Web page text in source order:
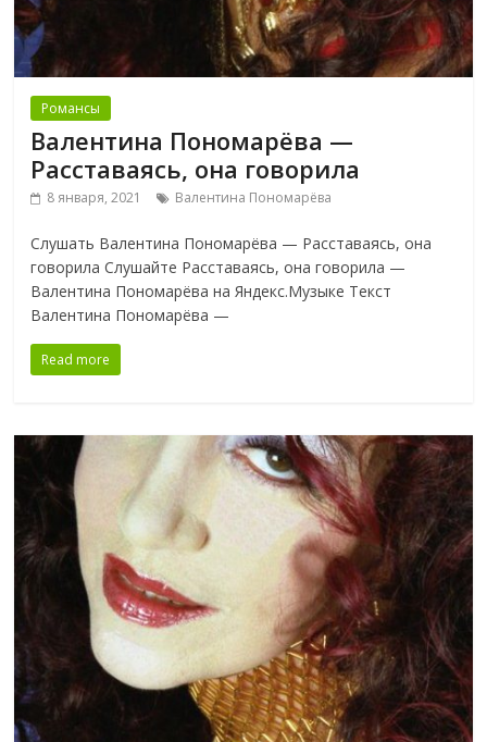
Романсы
Валентина Пономарёва —
Расставаясь, она говорила
8 января, 2021 Валентина Пономарёва
Слушать Валентина Пономарёва — Расставаясь, она
говорила Слушайте Расставаясь, она говорила —
Валентина Пономарёва на Яндекс.Музыке Текст
Валентина Пономарёва —
Read more